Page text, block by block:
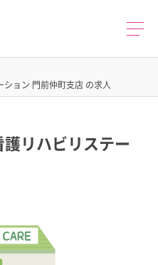
ョン 門前仲町支店 の求人
リハビリステー